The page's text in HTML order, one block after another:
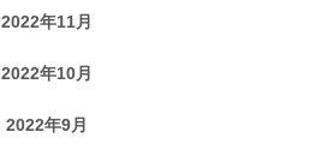
2022年11月
2022年10月
2022年9月